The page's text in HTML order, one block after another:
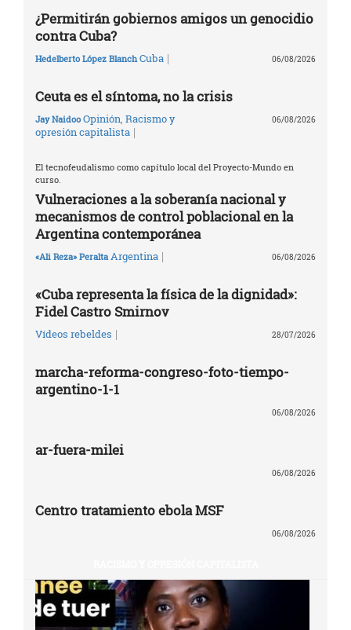
¿Permitirán gobiernos amigos un genocidio
contra Cuba?
Hedelberto López Blanch Cuba | 06/08/2026
Ceuta es el síntoma, no la crisis
Jay Naidoo Opinión, Racismo y
opresión capitalista |
06/08/2026
El tecnofeudalismo como capítulo local del Proyecto-Mundo en
curso.
Vulneraciones a la soberanía nacional y
mecanismos de control poblacional en la
Argentina contemporánea
«Ali Reza» Peralta Argentina | 06/08/2026
«Cuba representa la física de la dignidad»:
Fidel Castro Smirnov
Vídeos rebeldes | 28/07/2026
marcha-reforma-congreso-foto-tiempo-
argentino-1-1
06/08/2026
ar-fuera-milei
06/08/2026
Centro tratamiento ebola MSF
06/08/2026